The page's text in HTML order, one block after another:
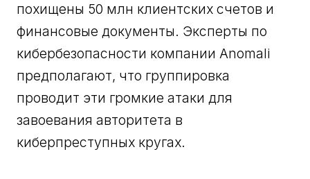
похищены 50 млн клиентских счетов и
финансовые документы. Эксперты по
кибербезопасности компании Anomali
предполагают, что группировка
проводит эти громкие атаки для
завоевания авторитета в
киберпреступных кругах.